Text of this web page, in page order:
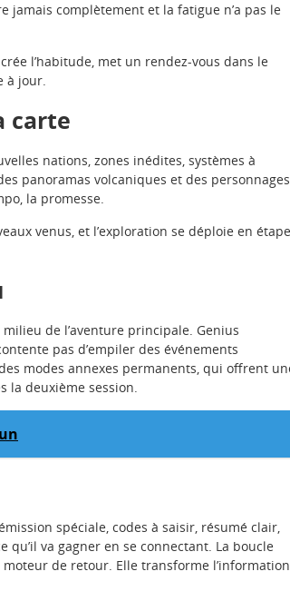
jamais complètement et la fatigue n’a pas le
l’habitude, met un rendez-vous dans le
à jour.
carte
nations, zones inédites, systèmes à
panoramas volcaniques et des personnages
la promesse.
venus, et l’exploration se déploie en
de l’aventure principale. Genius
pas d’empiler des événements
modes annexes permanents, qui offrent
la deuxième session.
spéciale, codes à saisir, résumé clair,
va gagner en se connectant. La boucle
de retour. Elle transforme l’information